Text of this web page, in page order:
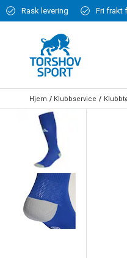
Rask levering Fri frakt
Hjem Klubbservice